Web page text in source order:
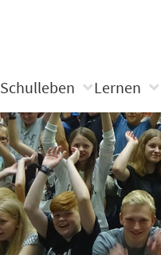
Schulleben Lernen